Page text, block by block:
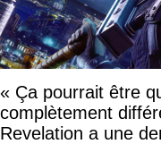
« Ça pourrait être
complètement
Revelation a une